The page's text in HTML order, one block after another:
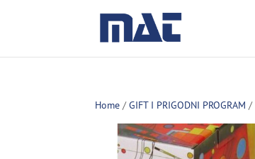
Home /GIFT I PRIGODNI PROGRAM /